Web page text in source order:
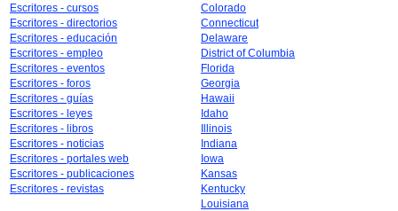
Escritores - cursos
Escritores - directorios
Escritores - educación
Escritores - empleo
Escritores - eventos
Escritores - foros
Escritores - guías
Escritores - leyes
Escritores - libros
Escritores - noticias
Escritores - portales web
Escritores - publicaciones
Escritores - revistas
Colorado
Connecticut
Delaware
District of Columbia
Florida
Georgia
Hawaii
Idaho
Illinois
Indiana
Iowa
Kansas
Kentucky
Louisiana